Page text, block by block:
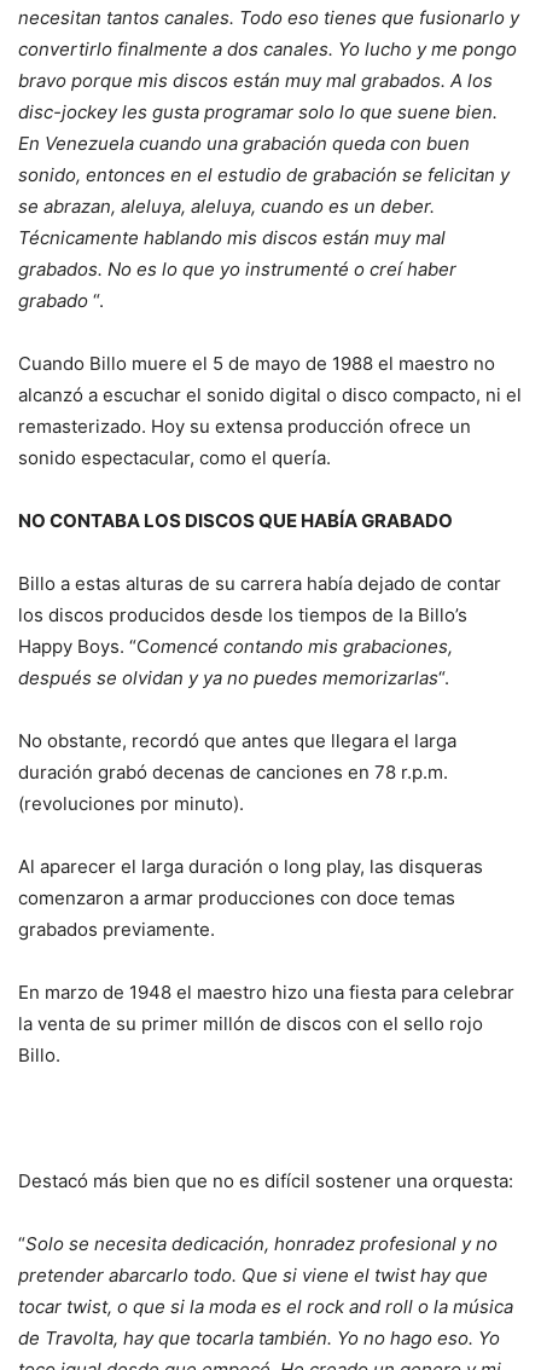
necesitan tantos canales. Todo eso tienes que fusionarlo y
convertirlo finalmente a dos canales. Yo lucho y me pongo
bravo porque mis discos están muy mal grabados. A los
disc-jockey les gusta programar solo lo que suene bien.
En Venezuela cuando una grabación queda con buen
sonido, entonces en el estudio de grabación se felicitan y
se abrazan, aleluya, aleluya, cuando es un deber.
Técnicamente hablando mis discos están muy mal
grabados. No es lo que yo instrumenté o creí haber
grabado “.
Cuando Billo muere el 5 de mayo de 1988 el maestro no
alcanzó a escuchar el sonido digital o disco compacto, ni el
remasterizado. Hoy su extensa producción ofrece un
sonido espectacular, como el quería.
NO CONTABA LOS DISCOS QUE HABÍA GRABADO
Billo a estas alturas de su carrera había dejado de contar
los discos producidos desde los tiempos de la Billo’s
Happy Boys. “Comencé contando mis grabaciones,
después se olvidan y ya no puedes memorizarlas“.
No obstante, recordó que antes que llegara el larga
duración grabó decenas de canciones en 78 r.p.m.
(revoluciones por minuto).
Al aparecer el larga duración o long play, las disqueras
comenzaron a armar producciones con doce temas
grabados previamente.
En marzo de 1948 el maestro hizo una fiesta para celebrar
la venta de su primer millón de discos con el sello rojo
Billo.
Destacó más bien que no es difícil sostener una orquesta:
“Solo se necesita dedicación, honradez profesional y no
pretender abarcarlo todo. Que si viene el twist hay que
tocar twist, o que si la moda es el rock and roll o la música
de Travolta, hay que tocarla también. Yo no hago eso. Yo